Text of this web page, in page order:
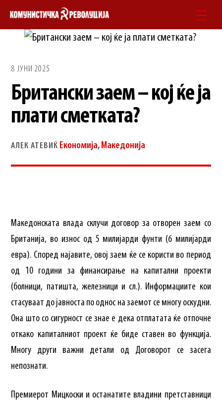
Skip
8 ЈУНИ 2025
Британски заем – кој ќе ја
плати сметката?
АЛЕК АТЕВИЌ Економија,Македонија
Македонската влада склучи договор за отворен заем со
Британија, во износ од 5 милијарди фунти (6 милијарди
евра). Според најавите, овој заем ќе се користи во период
од 10 години за финансирање на капитални проекти
(болници, патишта, железници и сл.). Информациите кои
стасуваат до јавноста по однос на заемот се многу оскудни.
Она што со сигурност се знае е дека отплатата ќе отпочне
откако капиталниот проект ќе биде ставен во функција.
Многу други важни детали од Договорот се засега
непознати.
Премиерот Мицкоски и останатите владини претставници